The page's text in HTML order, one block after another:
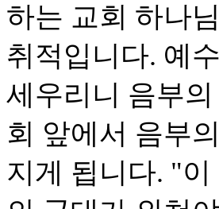
하는 교회 하나
취적입니다. 예
세우리니 음부
회 앞에서 음부
지게 됩니다. "